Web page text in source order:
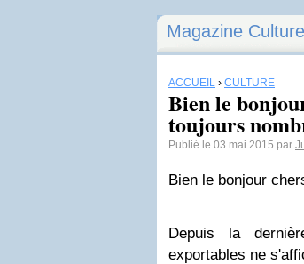
Magazine Culture
ACCUEIL › CULTURE
Bien le
toujours
Publié le 03 mai 2015 par
Bien le bonjour
Depuis la
exportables ne